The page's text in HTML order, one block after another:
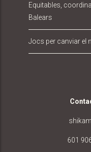
Equitables,
Balears
Jocs per canviar el
601